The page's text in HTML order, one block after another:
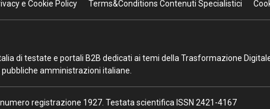
e Cookie Policy Terms&Conditions Contenuti Specialistici
di testate e portali B2B dedicati ai temi della Trasformazione
amministrazioni italiane.
registrazione 1927. Testata scientifica ISSN 2421-4167